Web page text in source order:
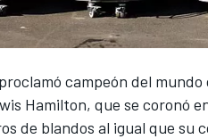
campeón del
Hamilton, que se coronó
de blandos al igual que su